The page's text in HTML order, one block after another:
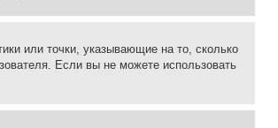
или точки, указывающие на то, сколько
Если вы не можете использовать